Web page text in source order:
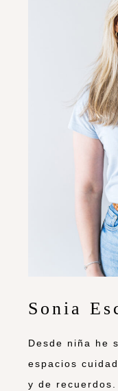
Sonia
Desde niña he
espacios
y de